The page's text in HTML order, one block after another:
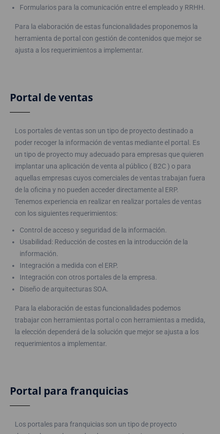
Formularios para la comunicación entre el empleado y RRHH.
Para la elaboración de estas funcionalidades proponemos la
herramienta de portal con gestión de contenidos que mejor se
ajusta a los requerimientos a implementar.
Portal de ventas
Los portales de ventas son un tipo de proyecto destinado a
poder recoger la información de ventas mediante el portal. Es
un tipo de proyecto muy adecuado para empresas que quieren
implantar una aplicación de venta al público ( B2C ) o para
aquellas empresas cuyos comerciales de ventas trabajan fuera
de la oficina y no pueden acceder directamente al ERP.
Tenemos experiencia en realizar en realizar portales de ventas
con los siguientes requerimientos:
Control de acceso y seguridad de la información.
Usabilidad: Reducción de costes en la introducción de la
información.
Integración a medida con el ERP.
Integración con otros portales de la empresa.
Diseño de arquitecturas SOA.
Para la elaboración de estas funcionalidades podemos
trabajar con herramientas portal o con herramientas a medida,
la elección dependerá de la solución que mejor se ajusta a los
requerimientos a implementar.
Portal para franquicias
Los portales para franquicias son un tipo de proyecto